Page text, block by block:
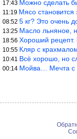
17:43 Можно сделать
11:19 Мясо становится
08:52 5 кг? Это очень
13:25 Масло льняное, не
18:56 Хороший рецепт. Но
10:55 Кляр с крахмалом
10:41 Всё хорошо, но
00:14 Мойва… Мечта с